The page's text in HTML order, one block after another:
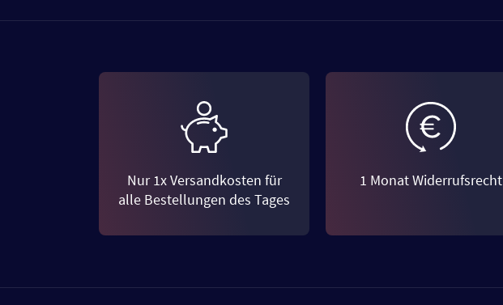
Nur 1x Versandkosten für
alle Bestellungen des Tages
1 Monat Widerrufsrecht